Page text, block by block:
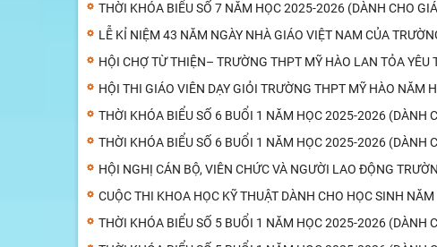
THỜI KHÓA BIỂU SỐ 7 NĂM HỌC 2025-2026 (DÀNH CHO
LỄ KỈ NIỆM 43 NĂM NGÀY NHÀ GIÁO VIỆT NAM CỦA
HỘI CHỢ TỪ THIỆN– TRƯỜNG THPT MỸ HÀO LAN TỎA YÊU
HỘI THI GIÁO VIÊN DẠY GIỎI TRƯỜNG THPT MỸ HÀO NĂM
THỜI KHÓA BIỂU SỐ 6 BUỔI 1 NĂM HỌC 2025-2026 (DÀNH
THỜI KHÓA BIỂU SỐ 6 BUỔI 1 NĂM HỌC 2025-2026 (DÀNH
HỘI NGHỊ CÁN BỘ, VIÊN CHỨC VÀ NGƯỜI LAO ĐỘNG
CUỘC THI KHOA HỌC KỸ THUẬT DÀNH CHO HỌC SINH
THỜI KHÓA BIỂU SỐ 5 BUỔI 1 NĂM HỌC 2025-2026 (DÀNH